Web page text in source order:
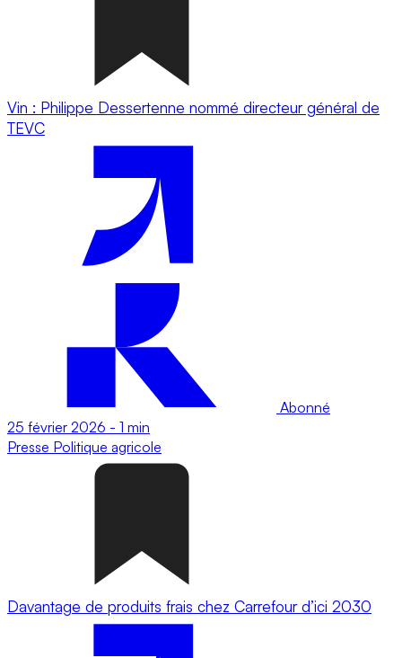
Vin : Philippe Dessertenne nommé directeur général de
TEVC
Abonné
25 février 2026 - 1 min
Presse Politique agricole
Davantage de produits frais chez Carrefour d’ici 2030